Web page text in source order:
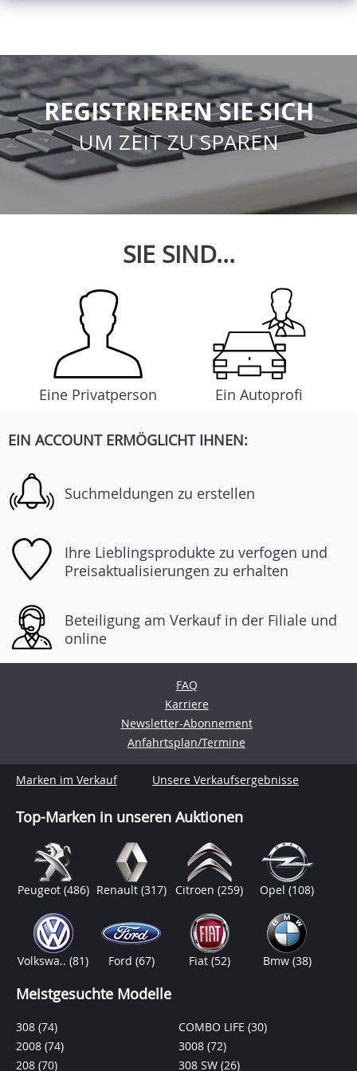
REGISTRIEREN SIE SICH
UM ZEIT ZU SPAREN
SIE SIND...
Eine Privatperson Ein Autoprofi
EIN ACCOUNT ERMÖGLICHT IHNEN:
Suchmeldungen zu erstellen
Ihre Lieblingsprodukte zu verfogen und
Preisaktualisierungen zu erhalten
Beteiligung am Verkauf in der Filiale und
online
FAQ
Karriere
Newsletter-Abonnement
Anfahrtsplan/Termine
Marken im Verkauf Unsere Verkaufsergebnisse
Top-Marken in unseren Auktionen
Peugeot (486) Renault (317) Citroen(259) Opel(108)
Volkswa..(81) Ford (67) Fiat (52) Bmw (38)
Meistgesuchte Modelle
308 (74)
2008 (74)
208 (70)
COMBO LIFE (30)
3008 (72)
308 SW (26)